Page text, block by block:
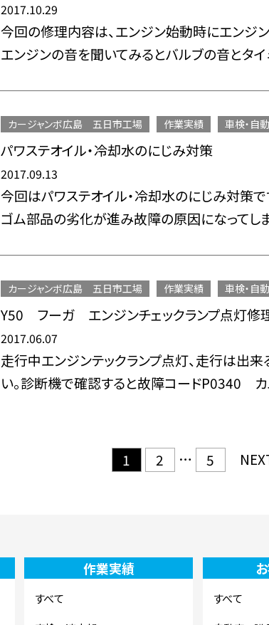
2017.10.29
今回の修理内容は、エンジン始動時にエンジン
エンジンの音を聞いてみるとバルブの音とタ
カージャンボ広島 五日市工場 作業実績 車検・自
パワステオイル・冷却水のにじみ対策
2017.09.13
今回はパワステオイル・冷却水のにじみ対策で
ゴム部品の劣化が進み故障の原因になってし
カージャンボ広島 五日市工場 作業実績 車検・自
Y50 フーガ エンジンチェックランプ点灯修
2017.06.07
走行中エンジンテックランプ点灯、走行は出
い。診断機で確認すると故障コードP0340
1 2 … 5
作業実績
すべて
すべて